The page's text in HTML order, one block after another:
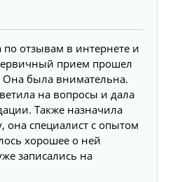
отзывам в интернете и
прием прошел
была внимательна.
на вопросы и дала
Также назначила
она специалист с опытом
хорошее о ней
записались на